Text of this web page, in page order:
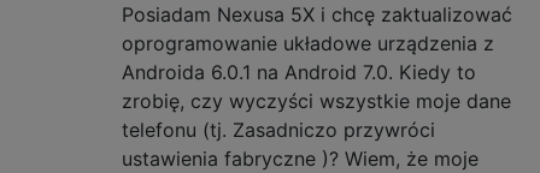
Posiadam Nexusa 5X i chcę zaktualizować
oprogramowanie układowe urządzenia z
Androida 6.0.1 na Android 7.0. Kiedy to
zrobię, czy wyczyści wszystkie moje dane
telefonu (tj. Zasadniczo przywróci
ustawienia fabryczne )? Wiem, że moje